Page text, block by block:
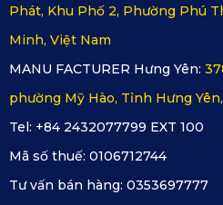
Phát, Khu Phố 2, Phường Phú
Minh, Việt Nam
MANU FACTURER Hưng Yên:
phường Mỹ Hào, Tỉnh Hưng
Tel: +84 2432077799 EXT 100
Mã số thuế: 0106712744
Tư vấn bán hàng: 0353697777